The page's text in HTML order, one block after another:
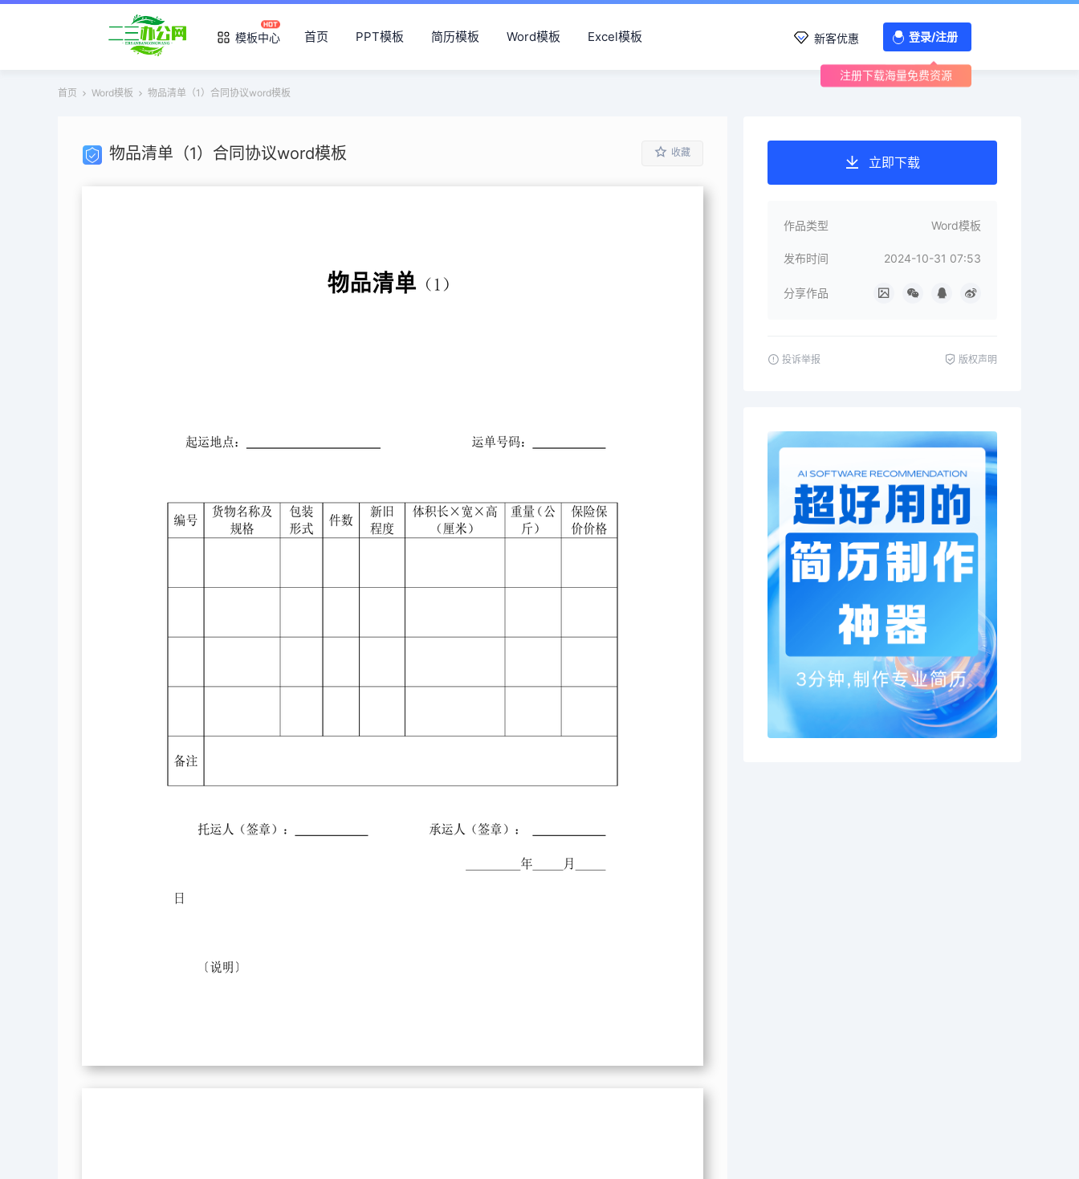
模板中心 首页 PPT模板 简历模板 Word模板 Excel模板 新客优惠 登录/注册
注册下载海量免费资源
首页 Word模板 物品清单（1）合同协议word模板
物品清单（1）合同协议word模板 收藏
立即下载
作品类型 Word模板
发布时间 2024-10-31 07:53
分享作品
投诉举报 版权声明